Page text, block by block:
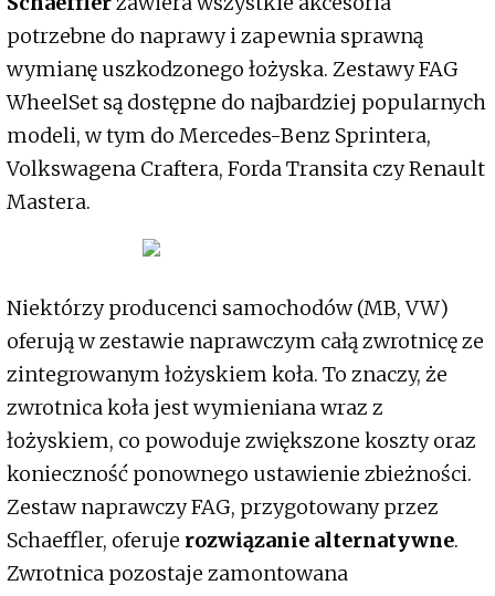
potrzebne do naprawy i zapewnia sprawną
wymianę uszkodzonego łożyska. Zestawy FAG
WheelSet są dostępne do najbardziej popularnych
modeli, w tym do Mercedes-Benz Sprintera,
Volkswagena Craftera, Forda Transita czy Renault
Mastera.
Niektórzy producenci samochodów (MB, VW)
oferują w zestawie naprawczym całą zwrotnicę ze
zintegrowanym łożyskiem koła. To znaczy, że
zwrotnica koła jest wymieniana wraz z
łożyskiem, co powoduje zwiększone koszty oraz
konieczność ponownego ustawienie zbieżności.
Zestaw naprawczy FAG, przygotowany przez
Schaeffler, oferuje rozwiązanie alternatywne.
Zwrotnica pozostaje zamontowana